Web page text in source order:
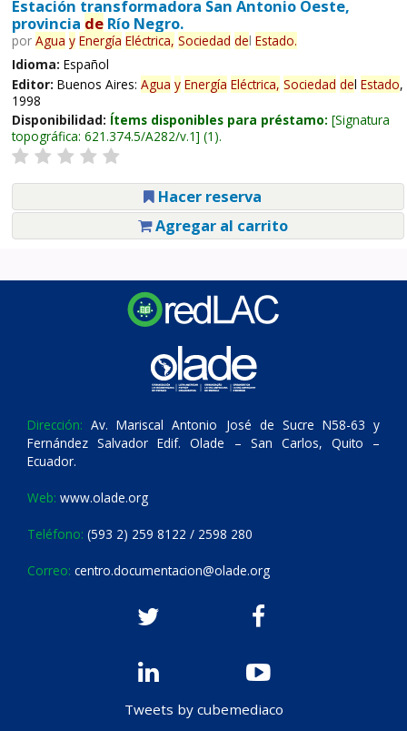
Estación transformadora San Antonio Oeste,
provincia deRío Negro.
por Agua y Energía Eléctrica, Sociedad del Estado.
Idioma: Español
Editor: Buenos Aires: Agua y Energía Eléctrica, Sociedad del Estado,
1998
Disponibilidad: Ítems disponibles para préstamo: Signatura
topográfica: 621.374.5/A282/v.1 (1).
Hacer reserva
Agregar al carrito
Dirección: Av. Mariscal Antonio José de Sucre N58-63 y
Fernández Salvador Edif. Olade – San Carlos, Quito –
Ecuador.
Web: www.olade.org
Teléfono: (593 2) 259 8122 / 2598 280
Correo: centro.documentacion@olade.org
Tweets by cubemediaco